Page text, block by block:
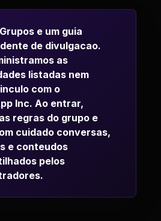
e um guia
de divulgacao.
as
listadas nem
com o
Inc. Ao entrar,
regras do grupo e
cuidado conversas,
e conteudos
pelos